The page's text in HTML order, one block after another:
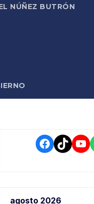
NÚÑEZ BUTRÓN
TikTok
agosto 2026